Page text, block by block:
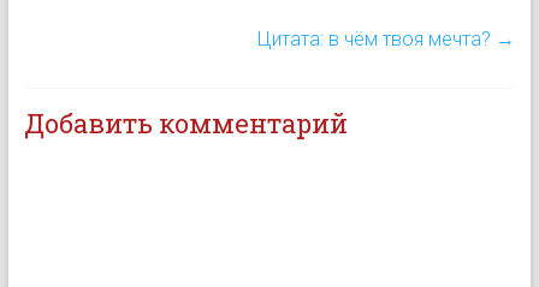
Цитата: в чём твоя мечта? →
Добавить комментарий